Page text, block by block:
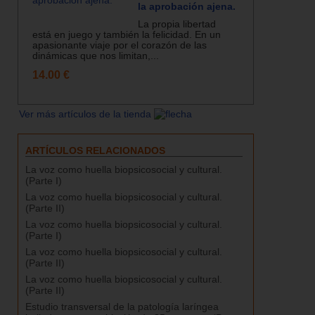
la aprobación ajena.
La propia libertad
está en juego y también la felicidad. En un
apasionante viaje por el corazón de las
dinámicas que nos limitan,...
14.00 €
Ver más artículos de la tienda
ARTÍCULOS RELACIONADOS
La voz como huella biopsicosocial y cultural.
(Parte I)
La voz como huella biopsicosocial y cultural.
(Parte II)
La voz como huella biopsicosocial y cultural.
(Parte I)
La voz como huella biopsicosocial y cultural.
(Parte II)
La voz como huella biopsicosocial y cultural.
(Parte II)
Estudio transversal de la patología laríngea